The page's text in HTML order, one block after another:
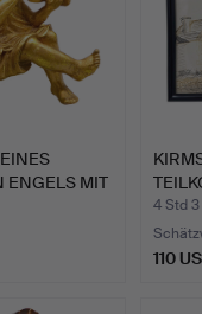
ENGELS MIT
4 Std
110